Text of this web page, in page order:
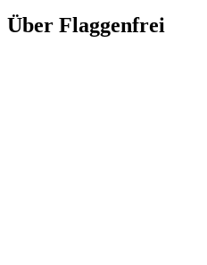
Über Flaggenfrei